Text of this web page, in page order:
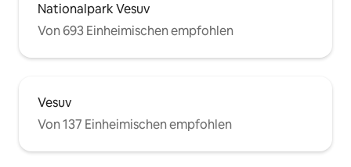
Nationalpark Vesuv
Von 693 Einheimischen empfohlen
Vesuv
Von 137 Einheimischen empfohlen